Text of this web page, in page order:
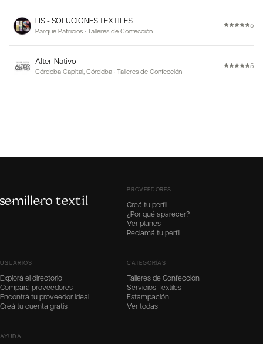
HS - SOLUCIONES TEXTILES
Parque Patricios · Talleres de Confección
5
Alter-Nativo
Córdoba Capital, Córdoba · Talleres de Confección
5
PROVEEDORES
Creá tu perfil
¿Por qué aparecer?
Ver planes
Reclamá tu perfil
USUARIOS
Explorá el directorio
Compará proveedores
Encontrá tu proveedor ideal
Creá tu cuenta gratis
CATEGORÍAS
Talleres de Confección
Servicios Textiles
Estampación
Ver todas
AYUDA